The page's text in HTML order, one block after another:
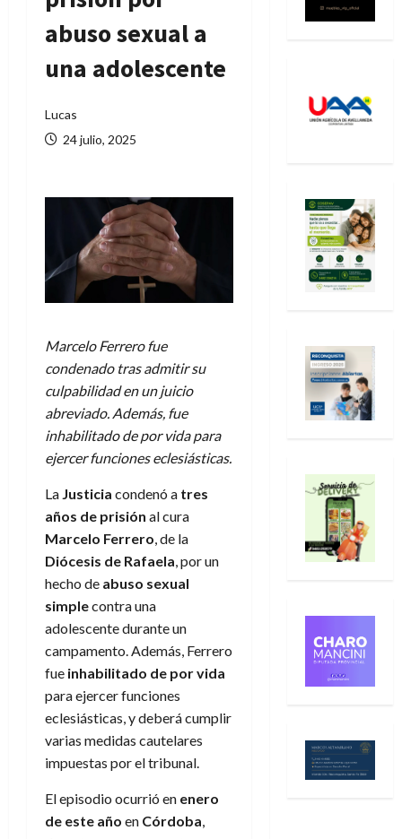
abuso sexual a
una adolescente
Lucas
24 julio, 2025
Marcelo Ferrero fue
condenado tras admitir su
culpabilidad en un juicio
abreviado. Además, fue
inhabilitado de por vida para
ejercer funciones eclesiásticas.
La Justicia condenó a tres
años de prisión al cura
Marcelo Ferrero, de la
Diócesis de Rafaela, por un
hecho de abuso sexual
simplecontra una
adolescente durante un
campamento. Además, Ferrero
fue inhabilitado de por vida
para ejercer funciones
eclesiásticas, y deberá cumplir
varias medidas cautelares
impuestas por el tribunal.
El episodio ocurrió en enero
de este año en Córdoba,